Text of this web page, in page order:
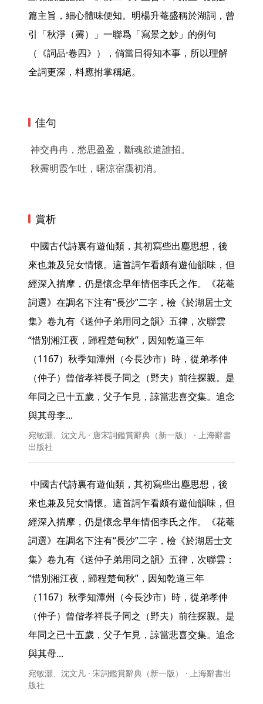
篇主旨，細心體味便知。明楊升菴盛稱於湖詞，曾
引「秋淨（霽）」一聯爲「寫景之妙」的例句
（《詞品·卷四》），倘當日得知本事，所以理解
全詞更深，料應拊掌稱絕。
佳句
神交冉冉，愁思盈盈，斷魂欲遣誰招。
秋霽明霞乍吐，曙涼宿靄初消。
賞析
來也兼及兒女情懷。這首詞乍看頗有遊仙韻味，但
經深入揣摩，仍是懷念早年情侶李氏之作。《花菴
詞選》在調名下注有“長沙”二字，檢《於湖居士文
集》卷九有《送仲子弟用同之韻》五律，次聯雲
“惜別湘江夜，歸程楚甸秋”，因知乾道三年
（1167）秋季知潭州（今長沙市）時，從弟孝仲
（仲子）曾偕孝祥長子同之（野夫）前往探親。是
年同之已十五歲，父子乍見，諒當悲喜交集。追念
與其母李...
宛敏灝、沈文凡 · 唐宋詞鑑賞辭典（新一版） · 上海辭書
出版社
來也兼及兒女情懷。這首詞乍看頗有遊仙韻味，但
經深入揣摩，仍是懷念早年情侶李氏之作。《花菴
詞選》在調名下注有“長沙”二字，檢《於湖居士文
集》卷九有《送仲子弟用同之韻》五律，次聯雲：
“惜別湘江夜，歸程楚甸秋”，因知乾道三年
（1167）秋季知潭州（今長沙市）時，從弟孝仲
（仲子）曾偕孝祥長子同之（野夫）前往探親。是
年同之已十五歲，父子乍見，諒當悲喜交集。追念
與其母...
宛敏灝、沈文凡 · 宋詞鑑賞辭典（新一版） · 上海辭書出
版社